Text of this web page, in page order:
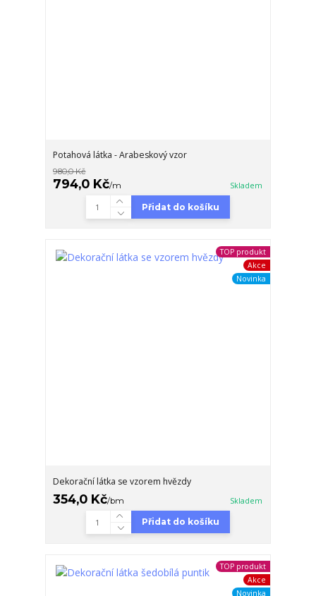
Potahová látka - Arabeskový vzor
980,0 Kč
794,0 Kč/m Skladem
Přidat do košíku
TOP produkt
Akce
Novinka
Dekorační látka se vzorem hvězdy
354,0 Kč/bm Skladem
Přidat do košíku
TOP produkt
Akce
Novinka